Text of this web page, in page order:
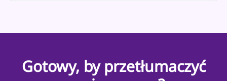
Gotowy, by przetłumaczyć